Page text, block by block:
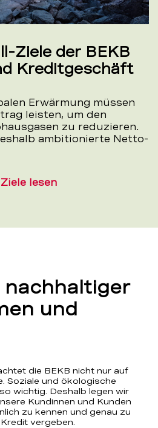
Ziele der BEKB
Kreditgeschäft
Erwärmung müssen
leisten, um den
zu reduzieren.
ambitionierte Netto-
lesen
nachhaltiger
und
die BEKB nicht nur auf
Soziale und ökologische
wichtig. Deshalb legen wir
Kundinnen und Kunden
zu kennen und genau zu
vergeben.